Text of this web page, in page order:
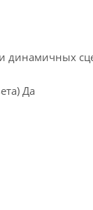
динамичных
Да